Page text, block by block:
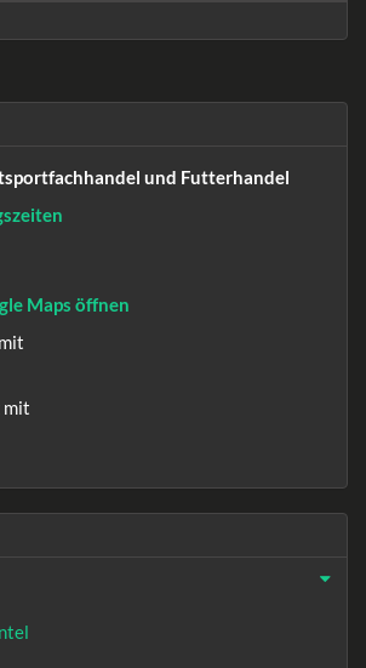
und Futterhandel
Maps öffnen
mit